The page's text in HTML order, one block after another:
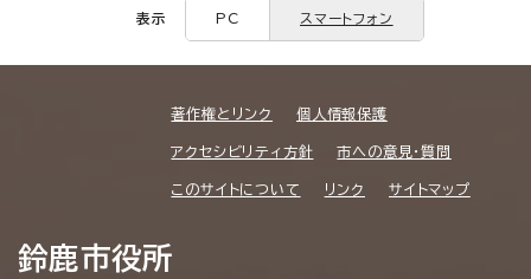
表示 PC スマートフォン
著作権とリンク 個人情報保護
アクセシビリティ方針 市への意見・質問
このサイトについて リンク サイトマップ
鈴鹿市役所